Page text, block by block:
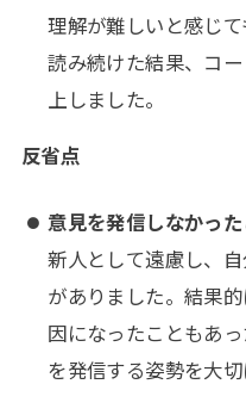
理解が難しいと感じ
読み続けた結果、コ
上しました。
反省点
意見を発信しなかっ
新人として遠慮し、
がありました。結果
因になったこともあ
を発信する姿勢を大切